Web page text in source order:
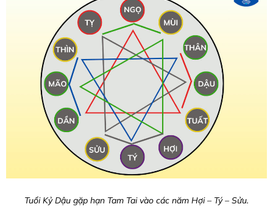
Tuổi Kỷ Dậu gặp hạn Tam Tai vào các năm Hợi – Tý – Sửu.